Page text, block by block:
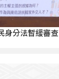
身分法暫緩審查